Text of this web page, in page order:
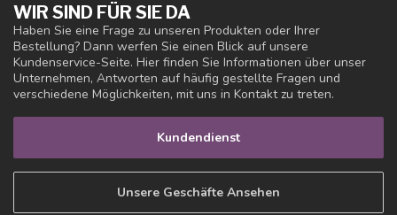
WIR SIND FÜR SIE DA
Haben Sie eine Frage zu unseren Produkten oder Ihrer
Bestellung? Dann werfen Sie einen Blick auf unsere
Kundenservice-Seite. Hier finden Sie Informationen über unser
Unternehmen, Antworten auf häufig gestellte Fragen und
verschiedene Möglichkeiten, mit uns in Kontakt zu treten.
Kundendienst
Unsere Geschäfte Ansehen